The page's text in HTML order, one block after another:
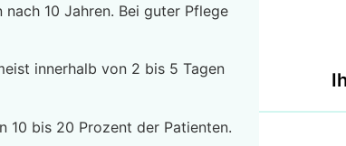
10 Jahren. Bei guter Pflege
innerhalb von 2 bis 5 Tagen
10 bis 20 Prozent der Patienten.